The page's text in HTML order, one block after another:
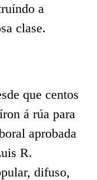
a
clase.
que centos
á rúa para
aprobada
R.
difuso,